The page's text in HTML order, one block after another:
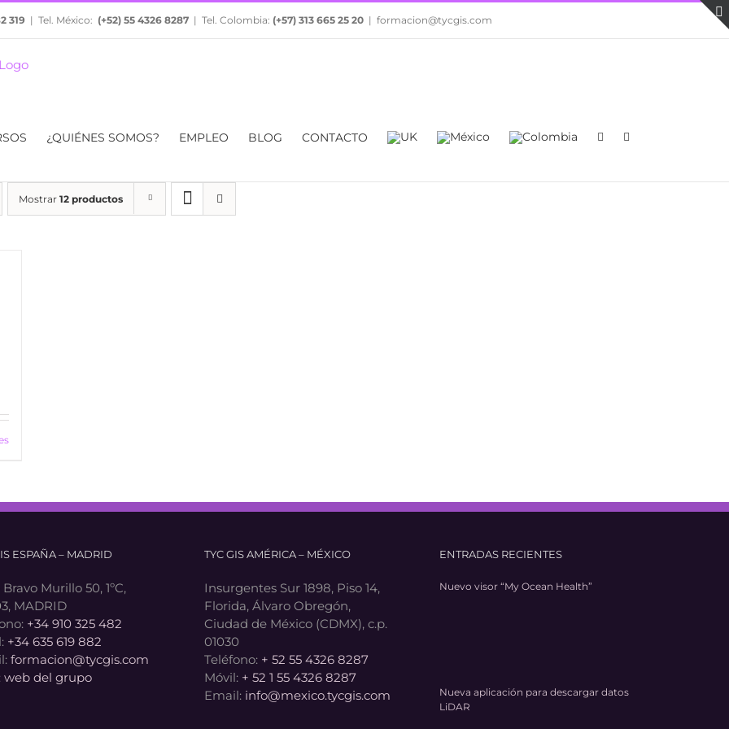
319 | Tel. México: (+52) 55 4326 8287 | Tel. Colombia: (+57) 313 665 25 20 | formacion@tycgis.com
¿QUIÉNES SOMOS? EMPLEO BLOG CONTACTO
Mostrar 12 productos
ESPAÑA – MADRID
Murillo 50, 1ºC,
MADRID
+34 910 325 482
+34 635 619 882
formacion@tycgis.com
web del grupo
TYC GIS AMÉRICA – MÉXICO
Insurgentes Sur 1898, Piso 14,
Florida, Álvaro Obregón,
Ciudad de México (CDMX), c.p.
01030
Teléfono: + 52 55 4326 8287
Móvil: + 52 1 55 4326 8287
Email: info@mexico.tycgis.com
ENTRADAS RECIENTES
Nuevo visor “My Ocean Health”
Nueva aplicación para descargar datos
LiDAR